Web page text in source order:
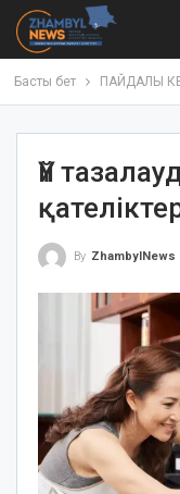
Басты бет ПАЙДАЛЫ
Үй
By ZhambylNews